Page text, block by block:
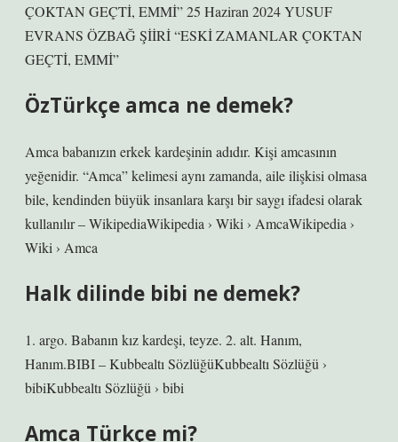
ÇOKTAN GEÇTİ, EMMİ” 25 Haziran 2024 YUSUF
EVRANS ÖZBAĞ ŞİİRİ “ESKİ ZAMANLAR ÇOKTAN
GEÇTİ, EMMİ”
ÖzTürkçe amca ne demek?
Amca babanızın erkek kardeşinin adıdır. Kişi amcasının
yeğenidir. “Amca” kelimesi aynı zamanda, aile ilişkisi olmasa
bile, kendinden büyük insanlara karşı bir saygı ifadesi olarak
kullanılır – WikipediaWikipedia › Wiki › AmcaWikipedia ›
Wiki › Amca
Halk dilinde bibi ne demek?
1. argo. Babanın kız kardeşi, teyze. 2. alt. Hanım,
Hanım.BIBI – Kubbealtı SözlüğüKubbealtı Sözlüğü ›
bibiKubbealtı Sözlüğü › bibi
Amca Türkçe mi?